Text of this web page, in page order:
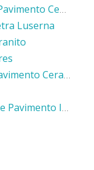
Trattamento Antimacchia Pavimento Cemento
Luserna
Trattamento Antiscivolo Pavimento Ceramica
Trattamento Idrorepellente Pavimento In Cotto